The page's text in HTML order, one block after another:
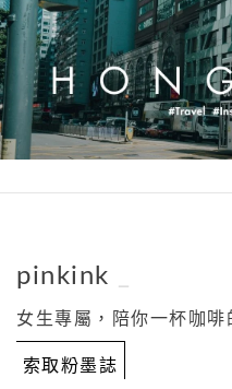
pinkink
女生專屬，陪你一杯咖啡
索取粉墨誌